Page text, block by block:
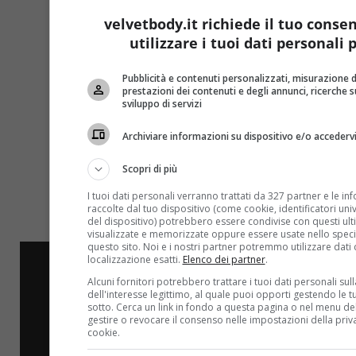
velvetbody.it richiede il tuo
utilizzare i tuoi dati personali
Pubblicità e contenuti personalizzati, misurazione
prestazioni dei contenuti e degli annunci, ricerche
sviluppo di servizi
Archiviare informazioni su dispositivo e/o accedervi
Scopri di più
I tuoi dati personali verranno trattati da 327 partner e le
raccolte dal tuo dispositivo (come cookie, identificatori
del dispositivo) potrebbero essere condivise con questi
visualizzate e memorizzate oppure essere usate nello
questo sito. Noi e i nostri partner potremmo utilizzare dati
localizzazione esatti. Elenco dei partner.
Alcuni fornitori potrebbero trattare i tuoi dati personali
dell'interesse legittimo, al quale puoi opporti gestendo le
sotto. Cerca un link in fondo a questa pagina o nel menu
gestire o revocare il consenso nelle impostazioni della
cookie.